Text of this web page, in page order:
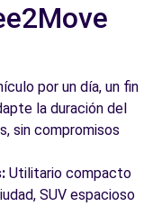
por un día, un fin
la duración del
sin compromisos
Utilitario compacto
SUV espacioso